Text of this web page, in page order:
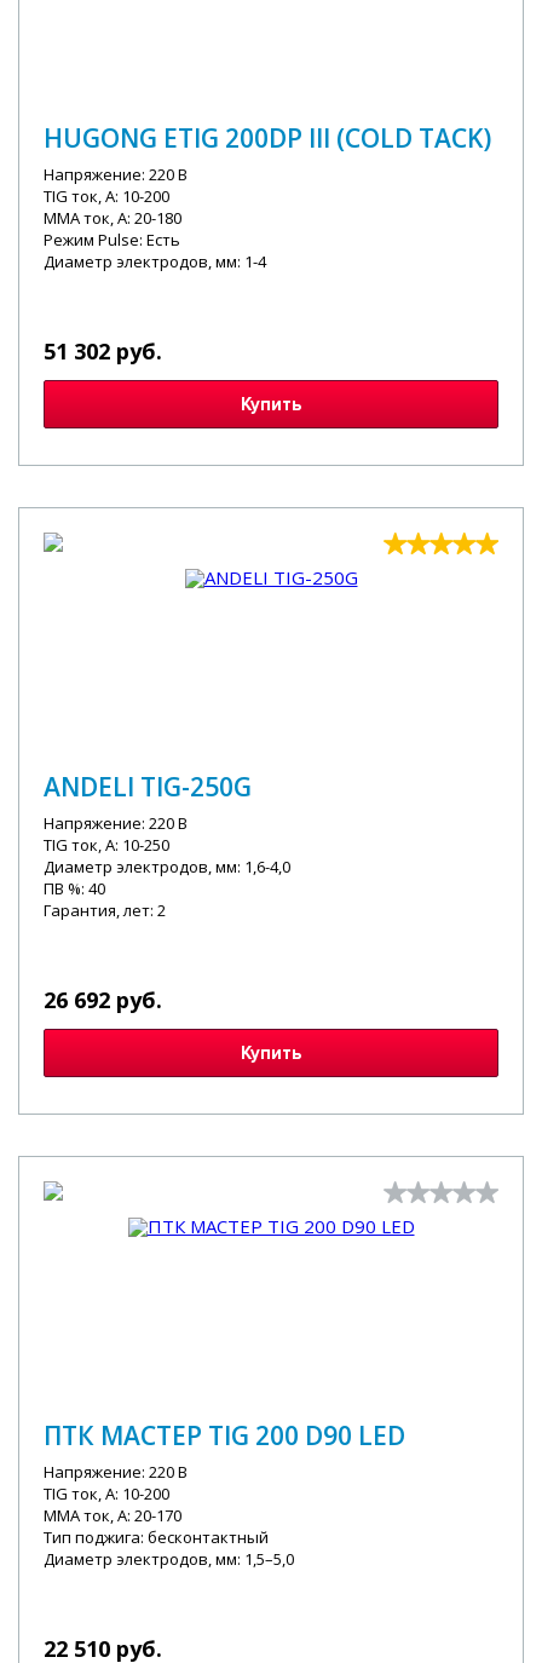
HUGONG ETIG 200DP III (COLD TACK)
Напряжение: 220 В
TIG ток, А: 10-200
MMA ток, А: 20-180
Режим Pulse: Есть
Диаметр электродов, мм: 1-4
51 302 руб.
Купить
ANDELI TIG-250G
Напряжение: 220 В
TIG ток, А: 10-250
Диаметр электродов, мм: 1,6-4,0
ПВ %: 40
Гарантия, лет: 2
26 692 руб.
Купить
ПТК МАСТЕР TIG 200 D90 LED
Напряжение: 220 В
TIG ток, А: 10-200
MMA ток, А: 20-170
Тип поджига: бесконтактный
Диаметр электродов, мм: 1,5–5,0
22 510 руб.